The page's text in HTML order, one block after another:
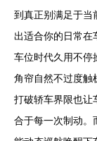
到真正别满足于当
出适合你的日常在
车位时代久用不停
角帘自然不过度触
打破轿车界限也让
合于每一次制动。